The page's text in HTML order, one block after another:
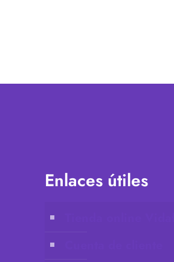
Enlaces útiles